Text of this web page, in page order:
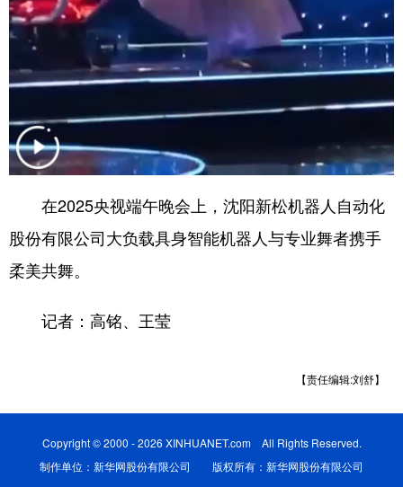
English Español
Русский язык 日本語 한국어
Deutsch Português
在2025央视端午晚会上，沈阳新松机器人自动化
股份有限公司大负载具身智能机器人与专业舞者携手
柔美共舞。
记者：高铭、王莹
【责任编辑:刘舒】
Copyright © 2000 - 2026 XINHUANET.com All Rights Reserved.
制作单位：新华网股份有限公司 版权所有：新华网股份有限公司